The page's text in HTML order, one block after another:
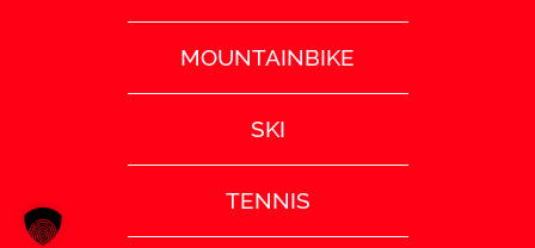
MOUNTAINBIKE
SKI
TENNIS